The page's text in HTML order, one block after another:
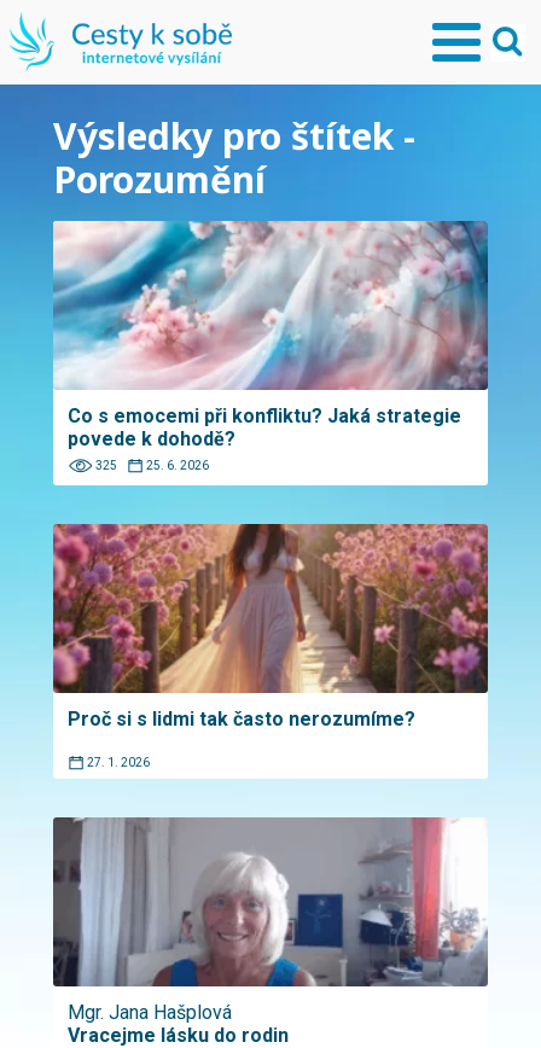
Výsledky pro štítek -
Porozumění
Co s emocemi při konfliktu? Jaká strategie
povede k dohodě?
325 25. 6. 2026
Proč si s lidmi tak často nerozumíme?
27. 1. 2026
Mgr. Jana Hašplová
Vracejme lásku do rodin